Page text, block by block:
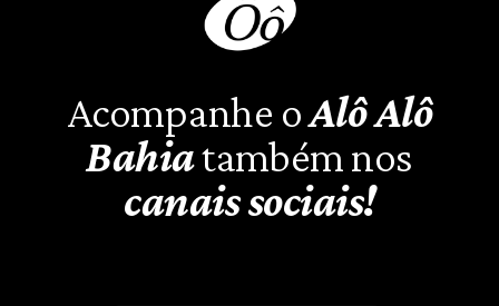
Acompanhe oAlô Alô
Bahiatambém nos
canais sociais!